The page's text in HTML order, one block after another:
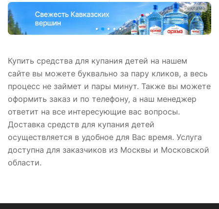
Реклама
Купить средства для купания детей на нашем
сайте вы можете буквально за пару кликов, а весь
процесс не займет и пары минут. Также вы можете
оформить заказ и по телефону, а наш менеджер
ответит на все интересующие вас вопросы.
Доставка средств для купания детей
осуществляется в удобное для Вас время. Услуга
доступна для заказчиков из Москвы и Московской
области.